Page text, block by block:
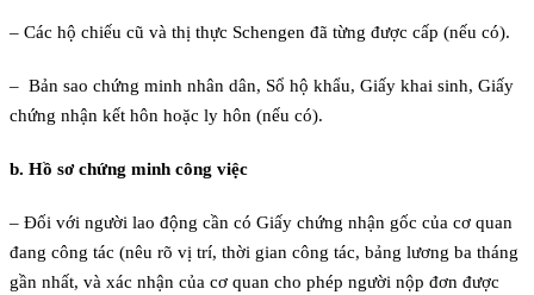
– Các hộ chiếu cũ và thị thực Schengen đã từng được cấp (nếu có).
– Bản sao chứng minh nhân dân, Sổ hộ khẩu, Giấy khai sinh, Giấy
chứng nhận kết hôn hoặc ly hôn (nếu có).
b. Hồ sơ chứng minh công việc
– Đối với người lao động cần có Giấy chứng nhận gốc của cơ quan
đang công tác (nêu rõ vị trí, thời gian công tác, bảng lương ba tháng
gần nhất, và xác nhận của cơ quan cho phép người nộp đơn được